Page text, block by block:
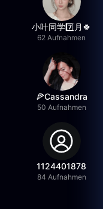
小叶同学7️⃣月🍀
62 Aufnahmen
🍕Cassandra
50 Aufnahmen
1124401878
84 Aufnahmen